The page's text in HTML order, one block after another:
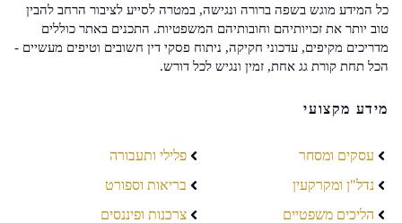
כל המידע מוגש בשפה ברורה ונגישה, במטרה לסייע לציבור הרחב להבין
טוב יותר את זכויותיהם וחובותיהם המשפטיות. התכנים באתר כוללים
מדריכים מקיפים, עדכוני חקיקה, ניתוח פסקי דין חשובים וטיפים מעשיים -
הכל תחת קורת גג אחת, זמין ונגיש לכל דורש.
מידע מקצועי
עסקים ומסחר
נדל"ן ומקרקעין
הליכים משפטיים
פלילי ותעבורה
בריאות וספורט
צרכנות ופיננסים